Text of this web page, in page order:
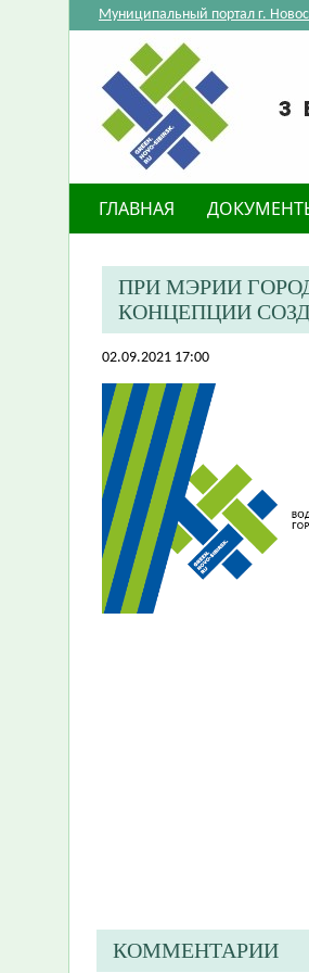
Муниципальный портал г.
ГЛАВНАЯ
ПРИ МЭРИИ
КОНЦЕПЦИИ
02.09.2021 17:00
КОММЕНТАРИИ